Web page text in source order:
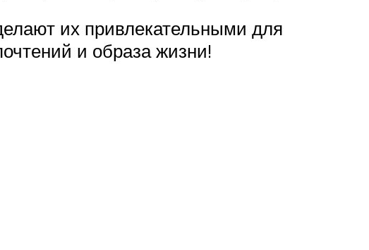
их привлекательными для
и образа жизни!